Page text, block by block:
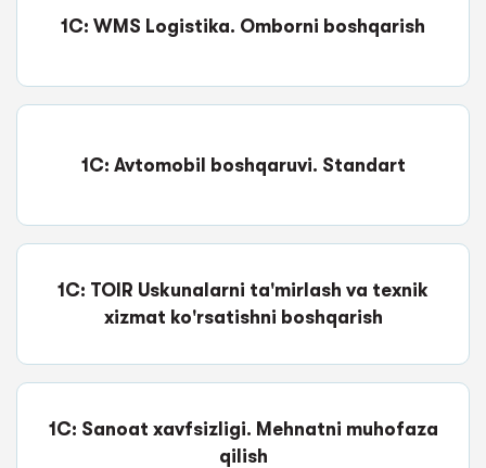
1C: WMS Logistika. Omborni boshqarish
1C: Avtomobil boshqaruvi. Standart
1C: TOIR Uskunalarni ta'mirlash va texnik
xizmat ko'rsatishni boshqarish
1C: Sanoat xavfsizligi. Mehnatni muhofaza
qilish